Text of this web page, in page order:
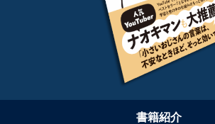
書籍紹介